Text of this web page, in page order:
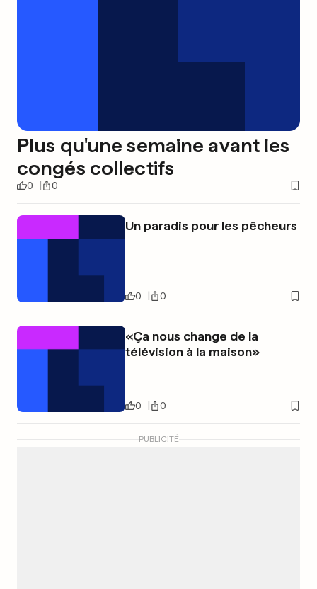
Plus qu'une semaine avant les
congés collectifs
0 0
Un paradis pour les pêcheurs
0 0
«Ça nous change de la
télévision à la maison»
0 0
PUBLICITÉ